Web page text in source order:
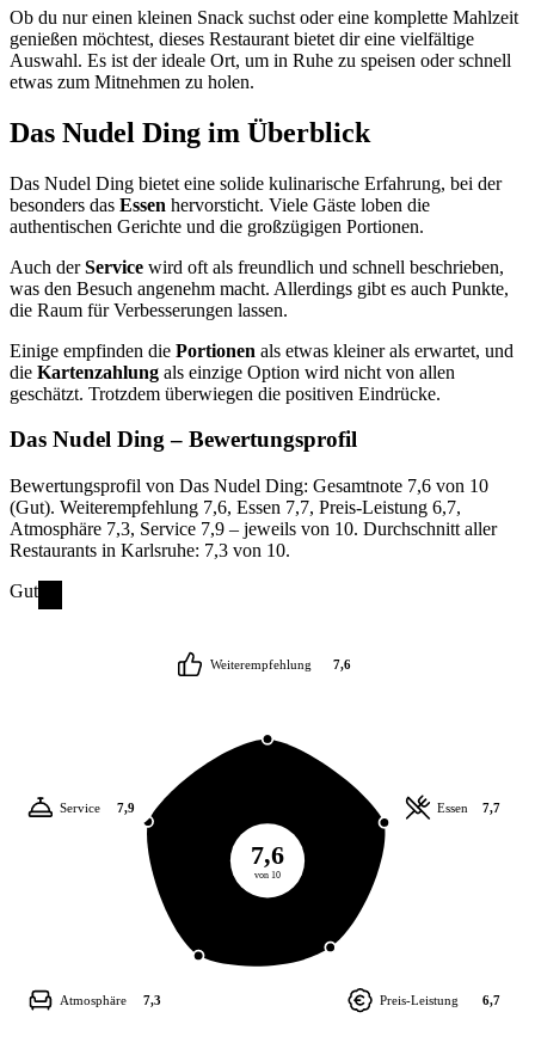
Ob du nur einen kleinen Snack suchst oder eine komplette Mahlzeit
genießen möchtest, dieses Restaurant bietet dir eine vielfältige
Auswahl. Es ist der ideale Ort, um in Ruhe zu speisen oder schnell
etwas zum Mitnehmen zu holen.
Das Nudel Ding im Überblick
Das Nudel Ding bietet eine solide kulinarische Erfahrung, bei der
besonders das Essen hervorsticht. Viele Gäste loben die
authentischen Gerichte und die großzügigen Portionen.
Auch derService wird oft als freundlich und schnell beschrieben,
was den Besuch angenehm macht. Allerdings gibt es auch Punkte,
die Raum für Verbesserungen lassen.
Einige empfinden die Portionen als etwas kleiner als erwartet, und
die Kartenzahlung als einzige Option wird nicht von allen
geschätzt. Trotzdem überwiegen die positiven Eindrücke.
Das Nudel Ding– Bewertungsprofil
Bewertungsprofil von Das Nudel Ding: Gesamtnote 7,6 von 10
(Gut). Weiterempfehlung 7,6, Essen 7,7, Preis-Leistung 6,7,
Atmosphäre 7,3, Service 7,9 – jeweils von 10. Durchschnitt aller
Restaurants in Karlsruhe: 7,3 von 10.
Gut
7,6
von 10
Weiterempfehlung 7,6
Essen 7,7
Preis-Leistung 6,7
Atmosphäre 7,3
Service 7,9